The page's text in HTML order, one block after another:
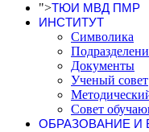
">ТЮИ МВД ПМР
ИНСТИТУТ
Символика
Документы
Ученый совет
Совет
ОБРАЗОВАНИЕ И